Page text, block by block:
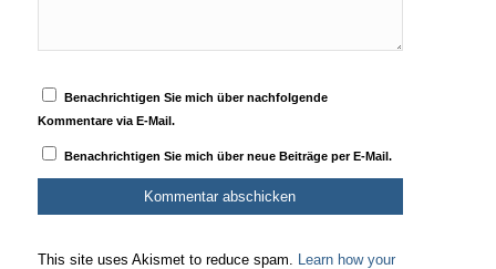
Benachrichtigen Sie mich über nachfolgende
Kommentare via E-Mail.
Benachrichtigen Sie mich über neue Beiträge per E-Mail.
This site uses Akismet to reduce spam.
Learn how your